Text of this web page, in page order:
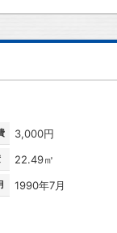
3,000円
22.49㎡
1990年7月